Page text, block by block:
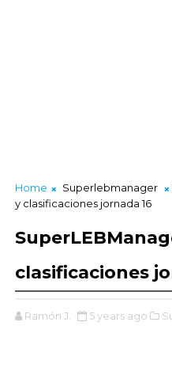
Home Superlebmanager
y clasificaciones jornada 16
clasificaciones
Ramón J. 5 years ago